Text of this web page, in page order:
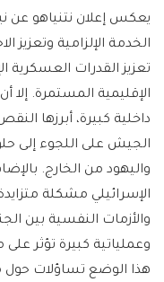
يعكس إعلان نتنياهو عن
الخدمة الإلزامية وتعزيز
تعزيز القدرات العسكرية
الإقليمية المستمرة. إلا
داخلية كبيرة، أبرزها
الجيش على اللجوء إلى
واليهود من الخارج.
الإسرائيلي مشكلة
والأزمات النفسية بين
وعملياتية كبيرة تؤثر على
هذا الوضع تساؤلات